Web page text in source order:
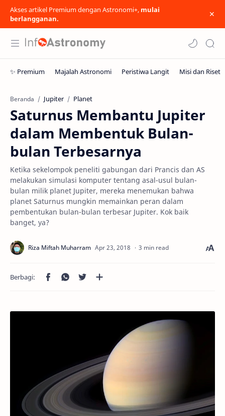
Akses artikel Premium dengan Astronomi+, mulai
berlangganan.
Beranda Jupiter Planet
Saturnus Membantu Jupiter
dalam Membentuk Bulan-
bulan Terbesarnya
Ketika sekelompok peneliti gabungan dari Prancis dan AS
melakukan simulasi komputer tentang asal-usul bulan-
bulan milik planet Jupiter, mereka menemukan bahwa
planet Saturnus mungkin memainkan peran dalam
pembentukan bulan-bulan terbesar Jupiter. Kok baik
banget, ya?
3 min read